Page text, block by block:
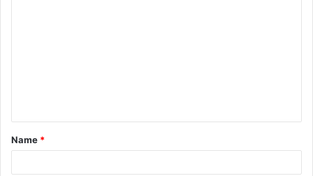
t
*
Name *